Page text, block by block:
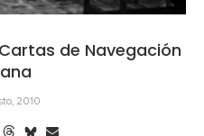
Cartas de Navegación
2010